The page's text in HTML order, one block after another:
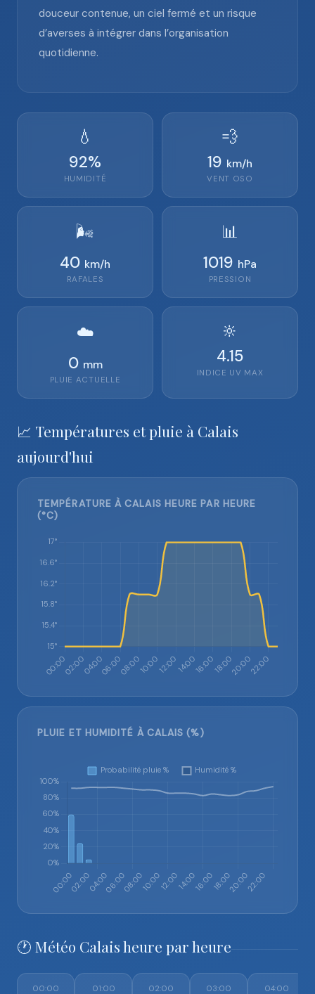
douceur contenue, un ciel fermé et un risque
d’averses à intégrer dans l’organisation
quotidienne.
💧
92%
HUMIDITÉ
💨
19 km/h
VENT OSO
🌬️
40 km/h
RAFALES
📊
1019 hPa
PRESSION
☁️
0 mm
PLUIE ACTUELLE
🔆
4.15
INDICE UV MAX
📈 Températures et pluie à Calais
aujourd'hui
TEMPÉRATURE À CALAIS HEURE PAR HEURE
(°C)
PLUIE ET HUMIDITÉ À CALAIS (%)
🕐 Météo Calais heure par heure
00:00 01:00 02:00 03:00 04:00